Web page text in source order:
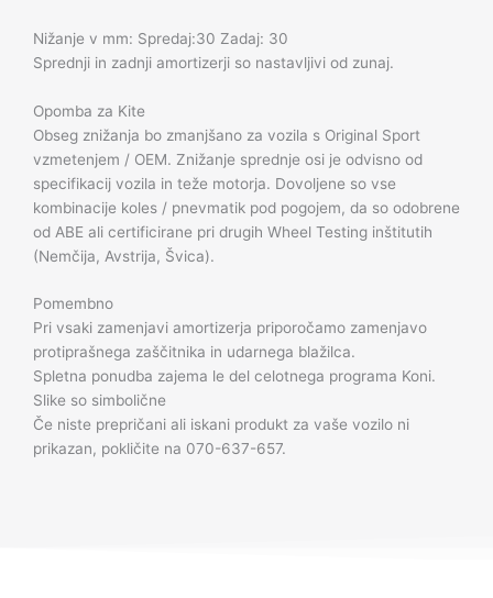
Nižanje v mm: Spredaj:30 Zadaj: 30
Sprednji in zadnji amortizerji so nastavljivi od zunaj.
Opomba za Kite
Obseg znižanja bo zmanjšano za vozila s Original Sport
vzmetenjem / OEM. Znižanje sprednje osi je odvisno od
specifikacij vozila in teže motorja. Dovoljene so vse
kombinacije koles / pnevmatik pod pogojem, da so odobrene
od ABE ali certificirane pri drugih Wheel Testing inštitutih
(Nemčija, Avstrija, Švica).
Pomembno
Pri vsaki zamenjavi amortizerja priporočamo zamenjavo
protiprašnega zaščitnika in udarnega blažilca.
Spletna ponudba zajema le del celotnega programa Koni.
Slike so simbolične
Če niste prepričani ali iskani produkt za vaše vozilo ni
prikazan, pokličite na 070-637-657.